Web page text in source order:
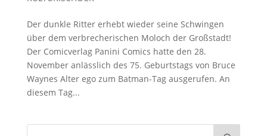
Der dunkle Ritter erhebt wieder seine Schwingen
über dem verbrecherischen Moloch der Großstadt!
Der Comicverlag Panini Comics hatte den 28.
November anlässlich des 75. Geburtstags von Bruce
Waynes Alter ego zum Batman-Tag ausgerufen. An
diesem Tag...